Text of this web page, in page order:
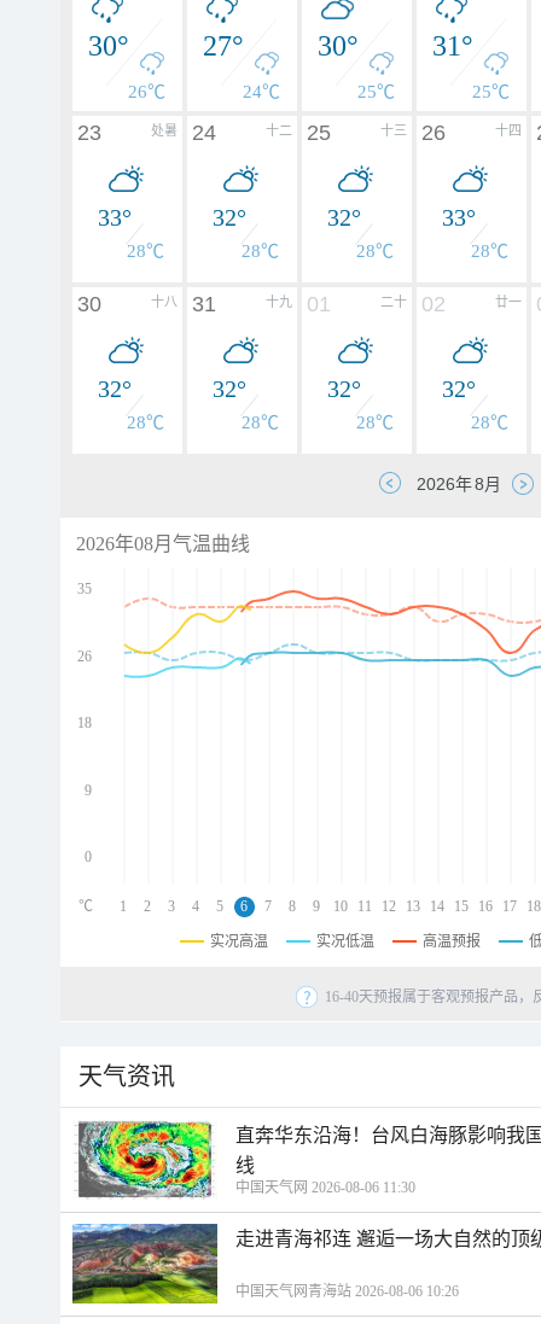
30°
26℃
27°
24℃
30°
25℃
31°
25℃
处暑
23
33°
28℃
十二
24
32°
28℃
十三
25
32°
28℃
十四
26
33°
28℃
十八
30
32°
28℃
十九
31
32°
28℃
二十
01
32°
28℃
廿一
02
32°
28℃
2026年08月气温曲线
35
26
18
9
0
1 2 3 4 5 6 7 8 9 10 11 12 13 14 15 16 17 18
℃
实况高温 实况低温 高温预报
16-40天预报属于客观预报产品
天气资讯
直奔华东沿海！台风白海豚影响我
线
中国天气网 2026-08-06 11:30
走进青海祁连 邂逅一场大自然的顶
中国天气网青海站 2026-08-06 10:26